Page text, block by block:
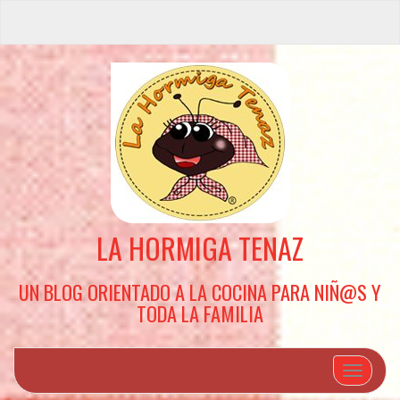
LA HORMIGA TENAZ
UN BLOG ORIENTADO A LA COCINA PARA NIÑ@S Y
TODA LA FAMILIA
Cambiar